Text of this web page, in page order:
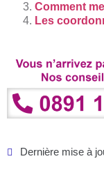
Comment
Les
Dernière mise à